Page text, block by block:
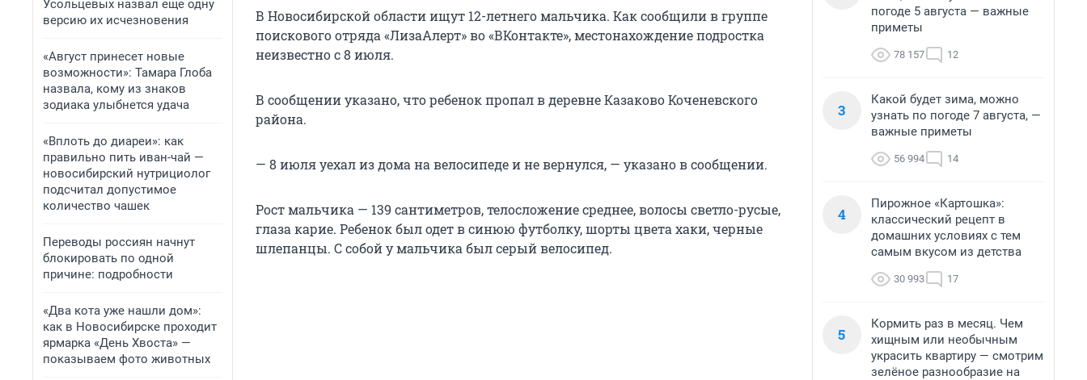
Усольцевых назвал еще одну
версию их исчезновения
«Август принесет новые
возможности»: Тамара Глоба
назвала, кому из знаков
зодиака улыбнется удача
«Вплоть до диареи»: как
правильно пить иван-чай —
новосибирский нутрициолог
подсчитал допустимое
количество чашек
Переводы россиян начнут
блокировать по одной
причине: подробности
«Два кота уже нашли дом»:
как в Новосибирске проходит
ярмарка «День Хвоста» —
показываем фото животных
В Новосибирской области ищут 12-летнего мальчика. Как сообщили в группе
поискового отряда «ЛизаАлерт» во «ВКонтакте», местонахождение подростка
неизвестно с 8 июля.
В сообщении указано, что ребенок пропал в деревне Казаково Коченевского
района.
— 8 июля уехал из дома на велосипеде и не вернулся, — указано в сообщении.
Рост мальчика — 139 сантиметров, телосложение среднее, волосы светло-русые,
глаза карие. Ребенок был одет в синюю футболку, шорты цвета хаки, черные
шлепанцы. С собой у мальчика был серый велосипед.
погоде 5 августа — важные
приметы
78 157 12
3
Какой будет зима, можно
узнать по погоде 7 августа, —
важные приметы
56 994 14
4
Пирожное «Картошка»:
классический рецепт в
домашних условиях с тем
самым вкусом из детства
30 993 17
5
Кормить раз в месяц. Чем
хищным или необычным
украсить квартиру — смотрим
зелёное разнообразие на